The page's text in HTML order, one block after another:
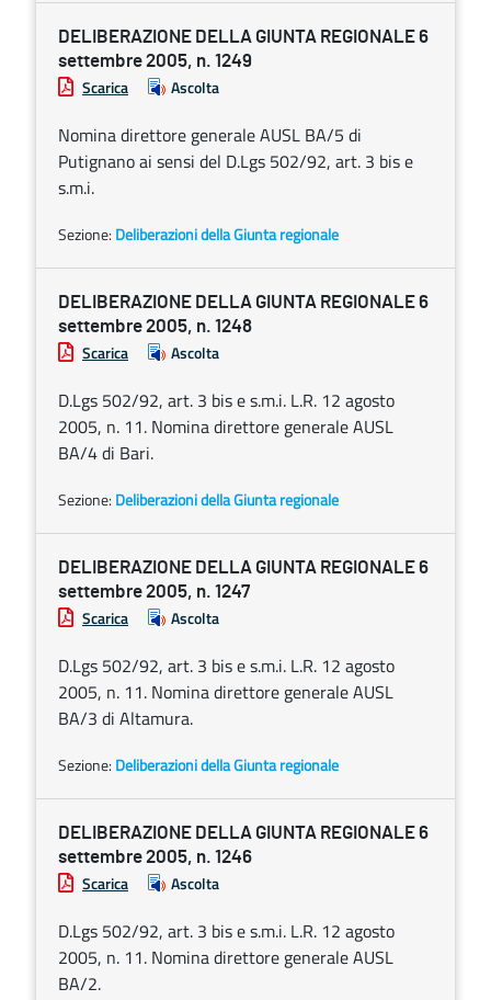
DELIBERAZIONE DELLA GIUNTA REGIONALE 6
settembre 2005, n. 1249
Scarica Ascolta
Nomina direttore generale AUSL BA/5 di
Putignano ai sensi del D.Lgs 502/92, art. 3 bis e
s.m.i.
Sezione: Deliberazioni della Giunta regionale
DELIBERAZIONE DELLA GIUNTA REGIONALE 6
settembre 2005, n. 1248
Scarica Ascolta
D.Lgs 502/92, art. 3 bis e s.m.i. L.R. 12 agosto
2005, n. 11. Nomina direttore generale AUSL
BA/4 di Bari.
Sezione: Deliberazioni della Giunta regionale
DELIBERAZIONE DELLA GIUNTA REGIONALE 6
settembre 2005, n. 1247
Scarica Ascolta
D.Lgs 502/92, art. 3 bis e s.m.i. L.R. 12 agosto
2005, n. 11. Nomina direttore generale AUSL
BA/3 di Altamura.
Sezione: Deliberazioni della Giunta regionale
DELIBERAZIONE DELLA GIUNTA REGIONALE 6
settembre 2005, n. 1246
Scarica Ascolta
D.Lgs 502/92, art. 3 bis e s.m.i. L.R. 12 agosto
2005, n. 11. Nomina direttore generale AUSL
BA/2.